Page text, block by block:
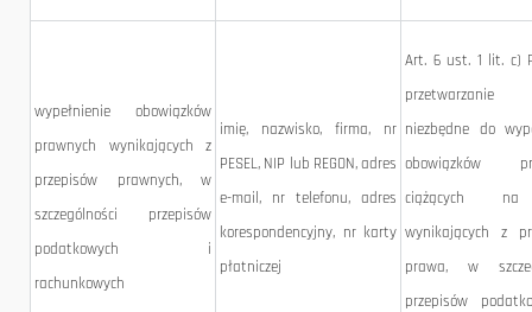
wypełnienie obowiązków
prawnych wynikających z
przepisów prawnych, w
szczególności przepisów
podatkowych i
rachunkowych
imię, nazwisko, firma, nr
PESEL, NIP lub REGON, adres
e-mail, nr telefonu, adres
korespondencyjny, nr karty
płatniczej
Art. 6 ust. 1 lit. c)
niezbędne do
obowiązków
ciążących
wynikających z
prawa, w
przepisów